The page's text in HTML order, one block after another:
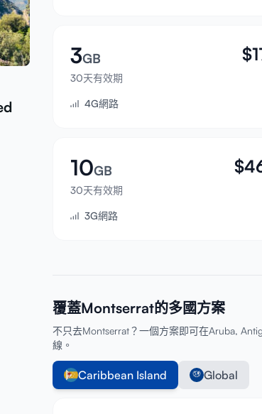
3GB
30天有效期
$
4G網路
10GB
30天有效期
$
3G網路
覆蓋Montserrat的多國方案
不只去Montserrat？一個方案即可在Aruba,
線。
Caribbean Island Global